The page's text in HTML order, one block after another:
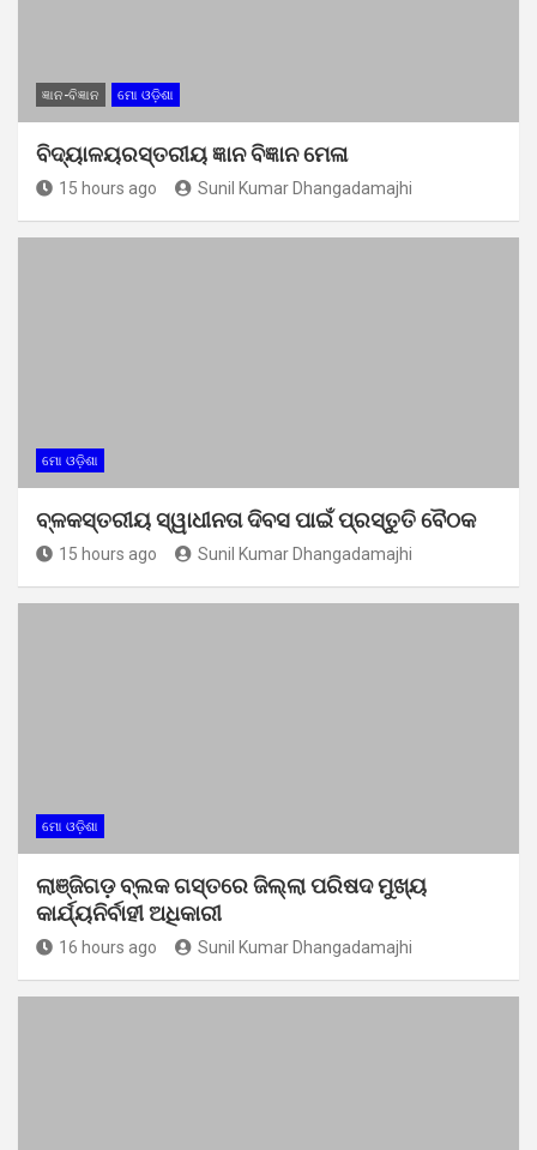
ଜ୍ଞାନ-ବିଜ୍ଞାନ ମୋ ଓଡ଼ିଶା
ବିଦ୍ୟାଳୟରସ୍ତରୀୟ ଜ୍ଞାନ ବିଜ୍ଞାନ ମେଳା
15 hours ago Sunil Kumar Dhangadamajhi
ମୋ ଓଡ଼ିଶା
ବ୍ଳକସ୍ତରୀୟ ସ୍ୱାଧୀନତା ଦିବସ ପାଇଁ ପ୍ରସ୍ତୁତି ବୈଠକ
15 hours ago Sunil Kumar Dhangadamajhi
ମୋ ଓଡ଼ିଶା
ଲାଞ୍ଜିଗଡ଼ ବ୍ଲକ ଗସ୍ତରେ ଜିଲ୍ଲା ପରିଷଦ ମୁଖ୍ୟ
କାର୍ଯ୍ୟନିର୍ବାହୀ ଅଧିକାରୀ
16 hours ago Sunil Kumar Dhangadamajhi